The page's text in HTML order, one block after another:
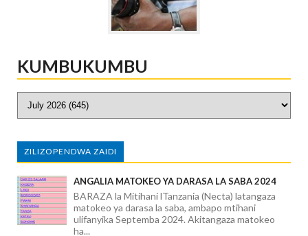
KUMBUKUMBU
ZILIZOPENDWA ZAIDI
ANGALIA MATOKEO YA DARASA LA SABA 2024
BARAZA la Mitihani lTanzania (Necta) latangaza
matokeo ya darasa la saba, ambapo mtihani
ulifanyika Septemba 2024. Akitangaza matokeo
ha...